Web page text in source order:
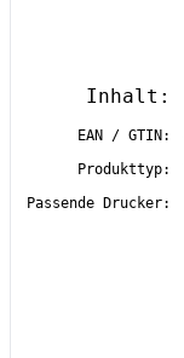
Inhalt:
EAN / GTIN:
Produkttyp:
Passende Drucker: